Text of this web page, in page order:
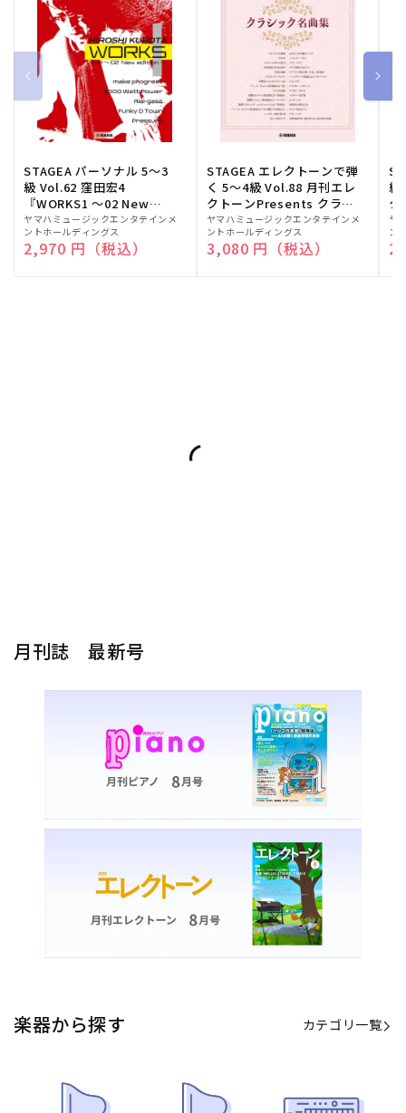
STAGEA パーソナル 5～3
級 Vol.62 窪田宏4
『WORKS1 ～02 New
edition～』
販
売
元:
ヤマハミュージックエンタテインメ
ントホールディングス
通常価格
2,970 円（税込）
STAGEA エレクトーンで弾
く 5～4級 Vol.88 月刊エレ
クトーンPresents クラシ
ック名曲集
販
売
元:
ヤマハミュージックエンタテインメ
ントホールディングス
通常価格
3,080 円（税込）
級
ク
販
売
元:
ヤ
ン
月刊誌 最新号
楽器から探す カテゴリ一覧